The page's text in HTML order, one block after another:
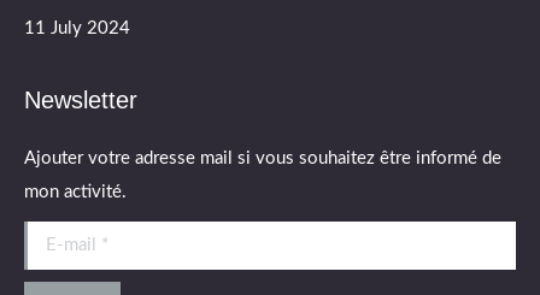
11 July 2024
Newsletter
Ajouter votre adresse mail si vous souhaitez être informé de
mon activité.
E-mail *